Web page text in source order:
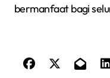
bermanfaat bagi